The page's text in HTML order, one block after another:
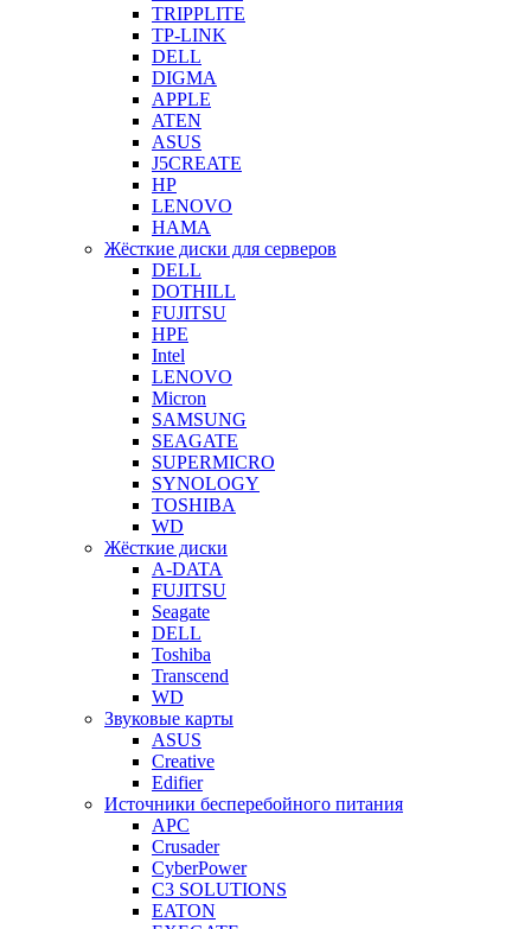
TRIPPLITE
TP-LINK
DELL
DIGMA
APPLE
ATEN
ASUS
J5CREATE
HP
LENOVO
HAMA
Жёсткие диски для серверов
DELL
DOTHILL
FUJITSU
HPE
Intel
LENOVO
Micron
SAMSUNG
SEAGATE
SUPERMICRO
SYNOLOGY
TOSHIBA
WD
Жёсткие диски
A-DATA
FUJITSU
Seagate
DELL
Toshiba
Transcend
WD
Звуковые карты
ASUS
Creative
Edifier
Источники бесперебойного питания
APC
Crusader
CyberPower
C3 SOLUTIONS
EATON